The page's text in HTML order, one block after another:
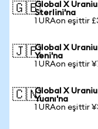
🇬🇧Global X
Sterlini'na
1 URAon eşittir
🇯🇵Global X
Yeni'na
1 URAon eşittir
🇨🇳Global X
Yuanı'na
1 URAon eşittir